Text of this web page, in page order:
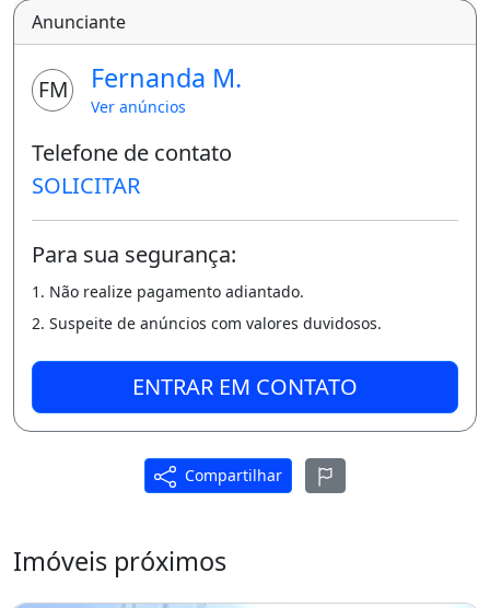
Anunciante
FM Fernanda M.
Ver anúncios
Telefone de contato
SOLICITAR
Para sua segurança:
1. Não realize pagamento adiantado.
2. Suspeite de anúncios com valores duvidosos.
ENTRAR EM CONTATO
Compartilhar
Imóveis próximos